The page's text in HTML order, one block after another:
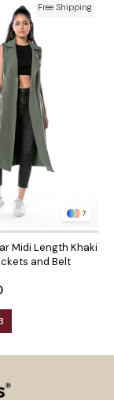
7
Midi Length Khaki
and Belt
Free Shipping